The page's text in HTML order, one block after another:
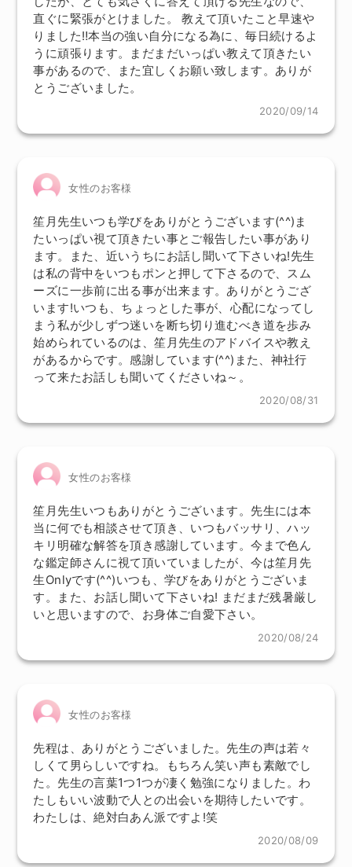
直ぐに緊張がとけました。 教えて頂いたこと早速や
りました‼本当の強い自分になる為に、毎日続けるよ
うに頑張ります。まだまだいっぱい教えて頂きたい
事があるので、また宜しくお願い致します。ありが
とうございました。
2020/09/14
女性のお客様
笙月先生いつも学びをありがとうございます(^^)ま
たいっぱい視て頂きたい事とご報告したい事があり
ます。また、近いうちにお話し聞いて下さいね!先生
は私の背中をいつもポンと押して下さるので、スム
ーズに一歩前に出る事が出来ます。ありがとうござ
います!いつも、ちょっとした事が、心配になってし
まう私が少しずつ迷いを断ち切り進むべき道を歩み
始められているのは、笙月先生のアドバイスや教え
があるからです。感謝しています(^^)また、神社行
って来たお話しも聞いてくださいね～。
2020/08/31
女性のお客様
笙月先生いつもありがとうございます。先生には本
当に何でも相談させて頂き、いつもバッサリ、ハッ
キリ明確な解答を頂き感謝しています。今まで色ん
な鑑定師さんに視て頂いていましたが、今は笙月先
生Onlyです(^^)いつも、学びをありがとうございま
す。また、お話し聞いて下さいね! まだまだ残暑厳し
いと思いますので、お身体ご自愛下さい。
2020/08/24
女性のお客様
先程は、ありがとうございました。先生の声は若々
しくて男らしいですね。もちろん笑い声も素敵でし
た。先生の言葉1つ1つが凄く勉強になりました。わ
たしもいい波動で人との出会いを期待したいです。
わたしは、絶対白あん派ですよ!笑
2020/08/09